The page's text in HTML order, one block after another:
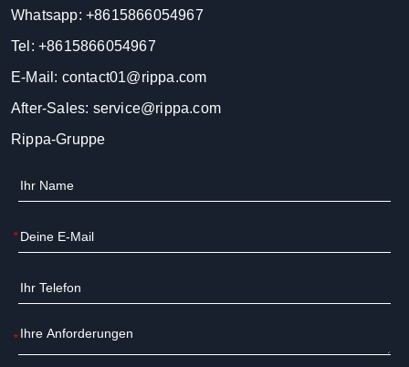
Whatsapp: +8615866054967
Tel: +8615866054967
E-Mail: contact01@rippa.com
After-Sales: service@rippa.com
Rippa-Gruppe
*
*